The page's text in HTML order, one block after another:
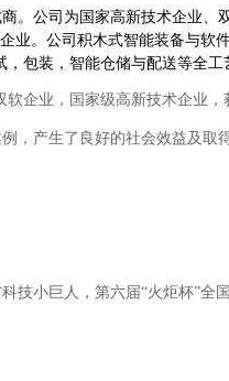
公司为国家高新技术企业、
业。公司积木式智能装备与软
，包装，智能仓储与配送等全工
企业，国家级高新技术企业，
，产生了良好的社会效益及取
小巨人，第六届“火炬杯”全国